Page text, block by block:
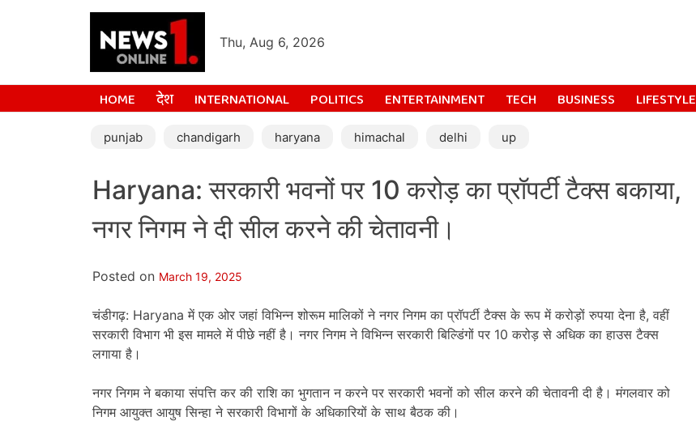
Thu, Aug 6, 2026
HOME देश INTERNATIONAL POLITICS ENTERTAINMENT TECH BUSINESS LIFESTYLE
punjab chandigarh haryana himachal delhi up
Haryana: सरकारी भवनों पर 10 करोड़ का प्रॉपर्टी टैक्स बकाया,
नगर निगम ने दी सील करने की चेतावनी।
Posted on March 19, 2025
चंडीगढ़: Haryana में एक ओर जहां विभिन्न शोरूम मालिकों ने नगर निगम का प्रॉपर्टी टैक्स के रूप में करोड़ों रुपया देना है, वहीं
सरकारी विभाग भी इस मामले में पीछे नहीं है। नगर निगम ने विभिन्न सरकारी बिल्डिंगों पर 10 करोड़ से अधिक का हाउस टैक्स
लगाया है।
नगर निगम ने बकाया संपत्ति कर की राशि का भुगतान न करने पर सरकारी भवनों को सील करने की चेतावनी दी है। मंगलवार को
निगम आयुक्त आयुष सिन्हा ने सरकारी विभागों के अधिकारियों के साथ बैठक की।